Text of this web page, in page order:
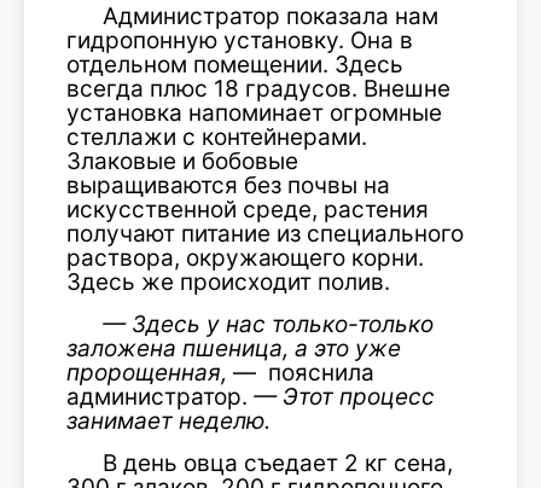
Администратор показала нам
гидропонную установку. Она в
отдельном помещении. Здесь
всегда плюс 18 градусов. Внешне
установка напоминает огромные
стеллажи с контейнерами.
Злаковые и бобовые
выращиваются без почвы на
искусственной среде, растения
получают питание из специального
раствора, окружающего корни.
Здесь же происходит полив.
— Здесь у нас только-только
заложена пшеница, а это уже
пророщенная, — пояснила
администратор. — Этот процесс
занимает неделю.
В день овца съедает 2 кг сена,